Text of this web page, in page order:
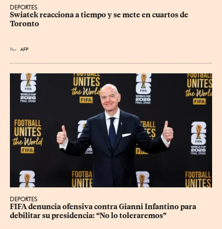
DEPORTES
Swiatek reacciona a tiempo y se mete en cuartos de
Toronto
Por AFP
DEPORTES
FIFA denuncia ofensiva contra Gianni Infantino para
debilitar su presidencia: “No lo toleraremos”